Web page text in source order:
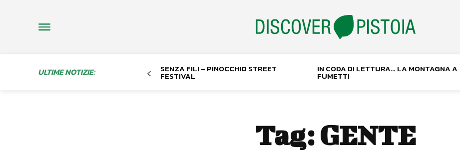
ULTIME NOTIZIE: SENZA FILI – PINOCCHIO STREET
FESTIVAL
IN CODA DI LETTURA… LA MONTAGNA A
FUMETTI
Tag:GENTE